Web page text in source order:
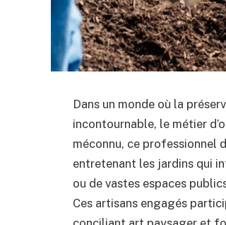
Dans un monde où la
incontournable, le métier
méconnu, ce professionnel
entretenant les jardins qui
ou de vastes espaces
Ces artisans engagés